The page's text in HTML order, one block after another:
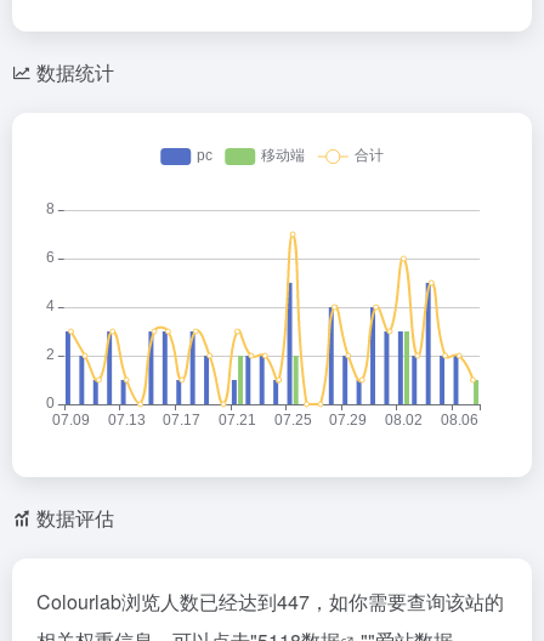
数据统计
数据评估
Colourlab浏览人数已经达到447，如你需要查询该站的